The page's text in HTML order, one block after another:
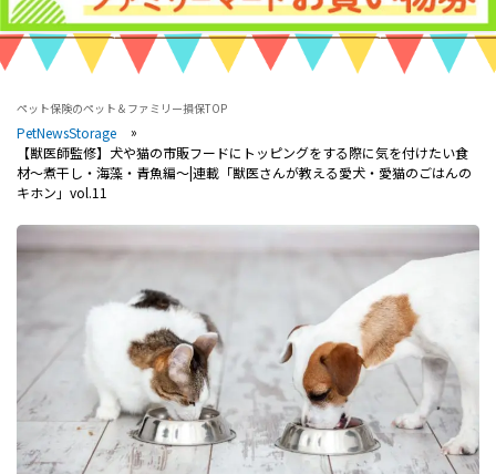
ペット保険のペット＆ファミリー損保TOP
PetNewsStorage
【獣医師監修】犬や猫の市販フードにトッピングをする際に気を付けたい食
材～煮干し・海藻・青魚編～|連載「獣医さんが教える愛犬・愛猫のごはんの
キホン」vol.11